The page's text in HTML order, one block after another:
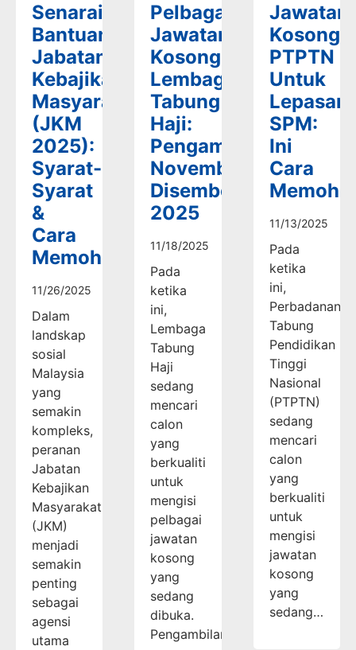
Senarai
Bantuan
Jabatan
Kebajikan
Masyarakat
(JKM
2025):
Syarat-
Syarat
&
Cara
Memohon
11/26/2025
Dalam
landskap
sosial
Malaysia
yang
semakin
kompleks,
peranan
Jabatan
Kebajikan
Masyarakat
(JKM)
menjadi
semakin
penting
sebagai
agensi
utama
Pelbagai
Jawatan
Kosong
Lembaga
Tabung
Haji:
Pengambilan
November-
Disember
2025
11/18/2025
Pada
ketika
ini,
Lembaga
Tabung
Haji
sedang
mencari
calon
yang
berkualiti
untuk
mengisi
pelbagai
jawatan
kosong
yang
sedang
dibuka.
Pengambilan…
Jawatan
Kosong
PTPTN
Untuk
Lepasan
SPM:
Ini
Cara
11/13/2025
Pada
ketika
ini,
Perbadanan
Tabung
Pendidikan
Tinggi
Nasional
(PTPTN)
sedang
mencari
calon
yang
berkualiti
untuk
mengisi
jawatan
kosong
yang
sedang…